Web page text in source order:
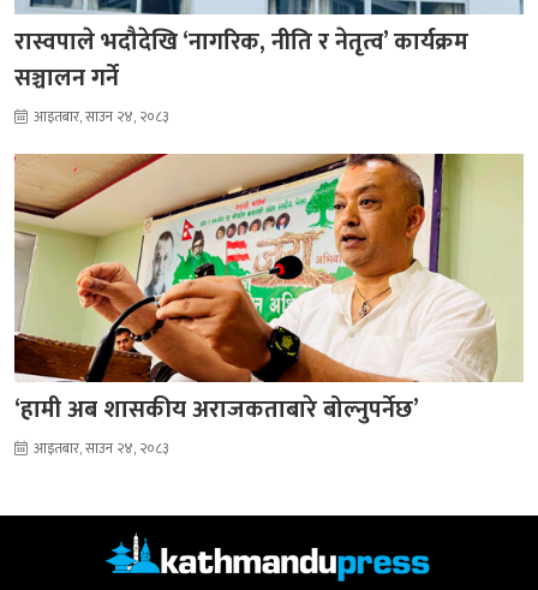
रास्वपाले भदौदेखि ‘नागरिक, नीति र नेतृत्व’ कार्यक्रम
सञ्चालन गर्ने
आइतबार, साउन २४, २०८३
‘हामी अब शासकीय अराजकताबारे बोल्नुपर्नेछ’
आइतबार, साउन २४, २०८३